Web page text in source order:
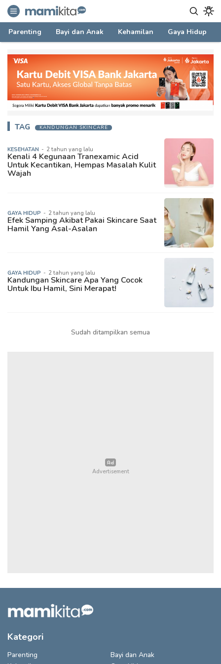
mamikita.com
Informasi Parenting untuk Mami Milenial
Parenting Bayi dan Anak Kehamilan Gaya Hidup
TAG KANDUNGAN SKINCARE
KESEHATAN - 2 tahun yang lalu
Kenali 4 Kegunaan Tranexamic Acid
Untuk Kecantikan, Hempas Masalah Kulit
Wajah
GAYA HIDUP - 2 tahun yang lalu
Efek Samping Akibat Pakai Skincare Saat
Hamil Yang Asal-Asalan
GAYA HIDUP - 2 tahun yang lalu
Kandungan Skincare Apa Yang Cocok
Untuk Ibu Hamil, Sini Merapat!
Sudah ditampilkan semua
Kategori
Parenting
Bayi dan Anak